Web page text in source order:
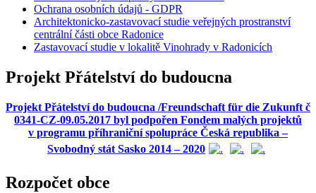
Ochrana osobních údajů - GDPR
Architektonicko-zastavovací studie veřejných prostranství
centrální části obce Radonice
Zastavovací studie v lokalitě Vinohrady v Radonicích
Projekt Přátelství do budoucna
Projekt Přátelství do budoucna /Freundschaft für die Zukunft č
0341-CZ-09.05.2017 byl podpořen Fondem malých projektů
v programu příhraniční spolupráce Česká republika –
Svobodný stát Sasko 2014 – 2020
Rozpočet obce